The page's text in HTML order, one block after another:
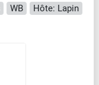
WB
Hôte: Lapin